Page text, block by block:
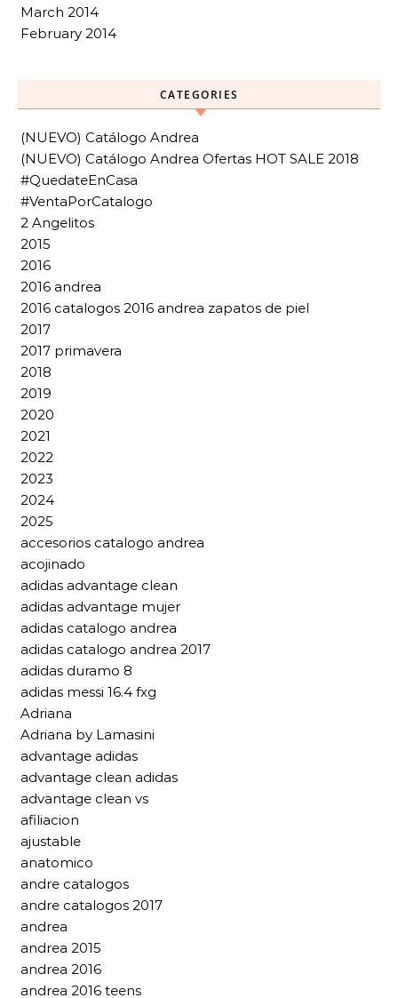
March 2014
February 2014
CATEGORIES
(NUEVO) Catálogo Andrea
(NUEVO) Catálogo Andrea Ofertas HOT SALE 2018
#QuedateEnCasa
#VentaPorCatalogo
2 Angelitos
2015
2016
2016 andrea
2016 catalogos 2016 andrea zapatos de piel
2017
2017 primavera
2018
2019
2020
2021
2022
2023
2024
2025
accesorios catalogo andrea
acojinado
adidas advantage clean
adidas advantage mujer
adidas catalogo andrea
adidas catalogo andrea 2017
adidas duramo 8
adidas messi 16.4 fxg
Adriana
Adriana by Lamasini
advantage adidas
advantage clean adidas
advantage clean vs
afiliacion
ajustable
anatomico
andre catalogos
andre catalogos 2017
andrea
andrea 2015
andrea 2016
andrea 2016 teens